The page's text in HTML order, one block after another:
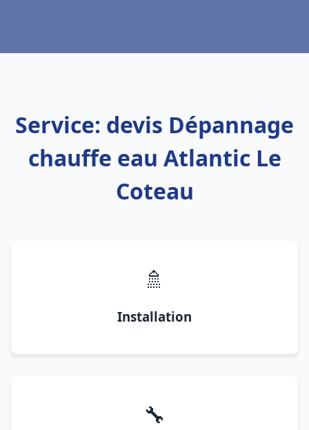
Service: devis Dépannage
chauffe eau Atlantic Le
Coteau
🚿
Installation
🔧